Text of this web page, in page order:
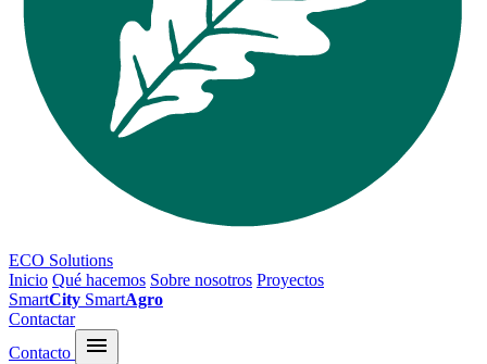
ECO Solutions
Inicio Qué hacemos Sobre nosotros Proyectos
SmartCity SmartAgro
Contactar
Contacto
menu